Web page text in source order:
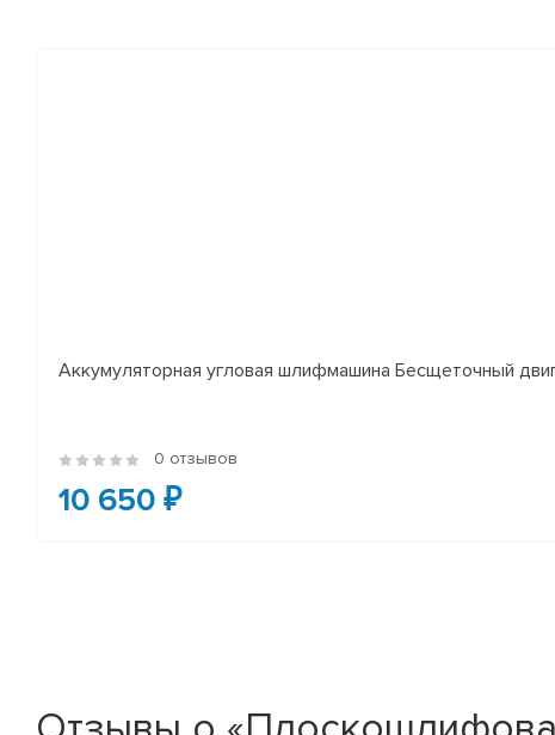
Аккумуляторная угловая шлифмашина Бесщеточный
0 отзывов
10 650 ₽